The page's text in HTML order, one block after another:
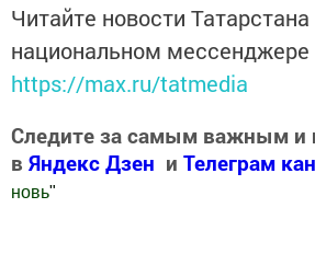
Читайте новости Татарстана
национальном
https://max.ru/tatmedia
Следите за самым важным и
в Яндекс Дзен и Телеграм
новь"